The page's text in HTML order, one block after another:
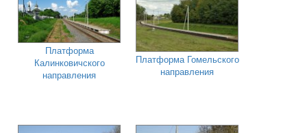
Платформа
Калинковичского
направления
Платформа Гомельского
направления